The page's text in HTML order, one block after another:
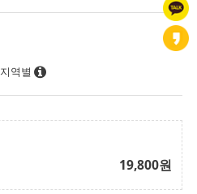
지역별
19,800원